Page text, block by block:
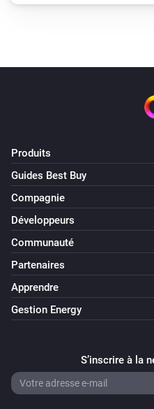
Produits
Guides Best Buy
Compagnie
Développeurs
Communauté
Partenaires
Apprendre
Gestion Energy
S’inscrire à la